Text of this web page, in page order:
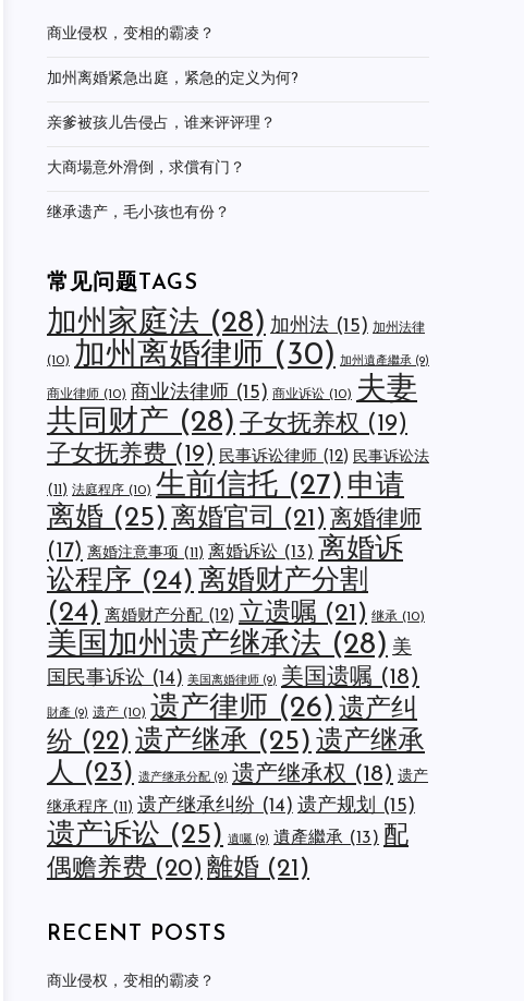
商业侵权，变相的霸凌？
加州离婚紧急出庭，紧急的定义为何?
亲爹被孩儿告侵占，谁来评评理？
大商場意外滑倒，求償有门？
继承遗产，毛小孩也有份？
常见问题TAGS
加州家庭法 (28) 加州法 (15) 加州法律
(10) 加州离婚律师 (30) 加州遺產繼承 (9)
商业律师 (10) 商业法律师 (15) 商业诉讼 (10) 夫妻
共同财产 (28) 子女抚养权 (19)
子女抚养费 (19) 民事诉讼律师 (12) 民事诉讼法
(11) 法庭程序 (10) 生前信托 (27) 申请
离婚 (25) 离婚官司 (21) 离婚律师
(17) 离婚注意事项 (11) 离婚诉讼 (13) 离婚诉
讼程序 (24) 离婚财产分割
(24) 离婚财产分配 (12) 立遗嘱 (21) 继承 (10)
美国加州遗产继承法 (28) 美
国民事诉讼 (14) 美国离婚律师 (9) 美国遗嘱 (18)
財產 (9) 遗产 (10) 遗产律师 (26) 遗产纠
纷 (22) 遗产继承 (25) 遗产继承
人 (23) 遗产继承分配 (9) 遗产继承权 (18) 遗产
继承程序 (11) 遗产继承纠纷 (14) 遗产规划 (15)
遗产诉讼 (25) 遺囑 (9) 遺產繼承 (13) 配
偶赡养费 (20) 離婚 (21)
RECENT POSTS
商业侵权，变相的霸凌？